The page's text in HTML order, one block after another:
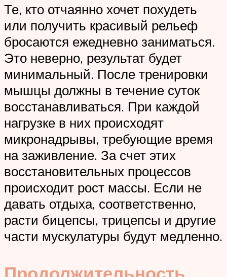
Те, кто отчаянно хочет похудеть
или получить красивый рельеф
бросаются ежедневно заниматься.
Это неверно, результат будет
минимальный. После тренировки
мышцы должны в течение суток
восстанавливаться. При каждой
нагрузке в них происходят
микронадрывы, требующие время
на заживление. За счет этих
восстановительных процессов
происходит рост массы. Если не
давать отдыха, соответственно,
расти бицепсы, трицепсы и другие
части мускулатуры будут медленно.